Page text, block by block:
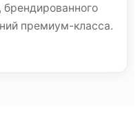
брендированного
премиум-класса.